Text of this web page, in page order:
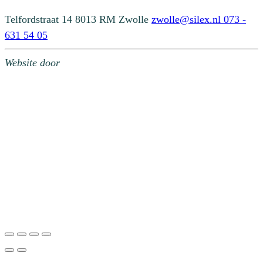
Telfordstraat 14 8013 RM Zwolle zwolle@silex.nl 073 -
631 54 05
Website door